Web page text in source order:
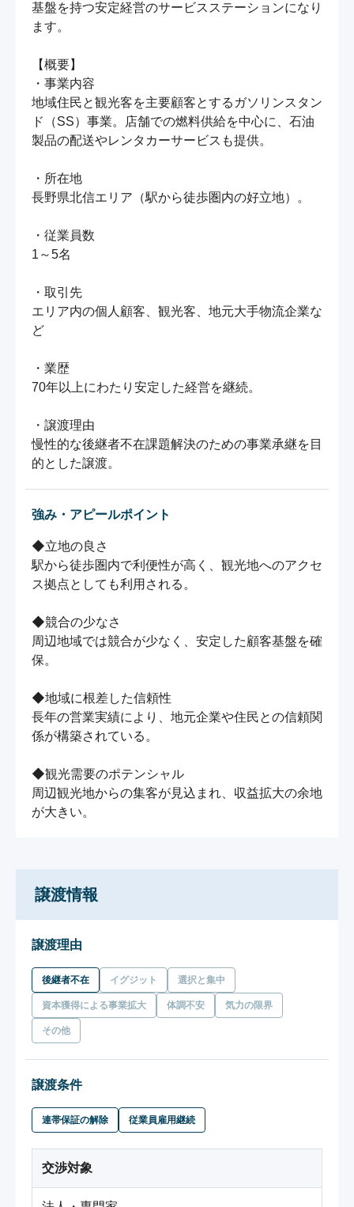
基盤を持つ安定経営のサービスステーションになり
ます。
【概要】
・事業内容
地域住民と観光客を主要顧客とするガソリンスタン
ド（SS）事業。店舗での燃料供給を中心に、石油
製品の配送やレンタカーサービスも提供。
・所在地
長野県北信エリア（駅から徒歩圏内の好立地）。
・従業員数
1～5名
・取引先
エリア内の個人顧客、観光客、地元大手物流企業な
ど
・業歴
70年以上にわたり安定した経営を継続。
・譲渡理由
慢性的な後継者不在課題解決のための事業承継を目
的とした譲渡。
強み・アピールポイント
◆立地の良さ
駅から徒歩圏内で利便性が高く、観光地へのアクセ
ス拠点としても利用される。
◆競合の少なさ
周辺地域では競合が少なく、安定した顧客基盤を確
保。
◆地域に根差した信頼性
長年の営業実績により、地元企業や住民との信頼関
係が構築されている。
◆観光需要のポテンシャル
周辺観光地からの集客が見込まれ、収益拡大の余地
が大きい。
譲渡情報
譲渡理由
後継者不在 イグジット 選択と集中
資本獲得による事業拡大 体調不安 気力の限界
その他
譲渡条件
連帯保証の解除 従業員雇用継続
交渉対象